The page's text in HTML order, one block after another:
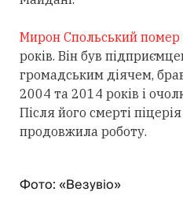
Мирон Спольський помер
років. Він був
громадським діячем,
2004 та 2014 років і
Після його смерті
продовжила роботу.
Фото: «Везувіо»